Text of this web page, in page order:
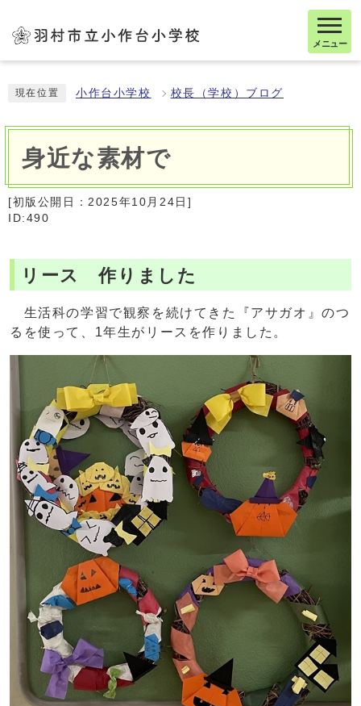
メニュー
現在位置 小作台小学校 校長（学校）ブログ
身近な素材で
[初版公開日：2025年10月24日 ]
ID:490
リース 作りました
生活科の学習で観察を続けてきた『アサガオ』のつ
るを使って、1年生がリースを作りました。